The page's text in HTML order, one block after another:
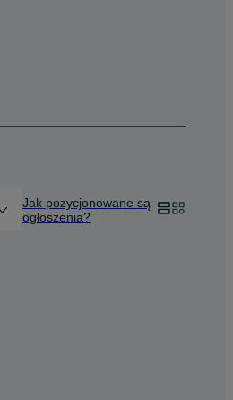
Jak pozycjonowane są
ogłoszenia?